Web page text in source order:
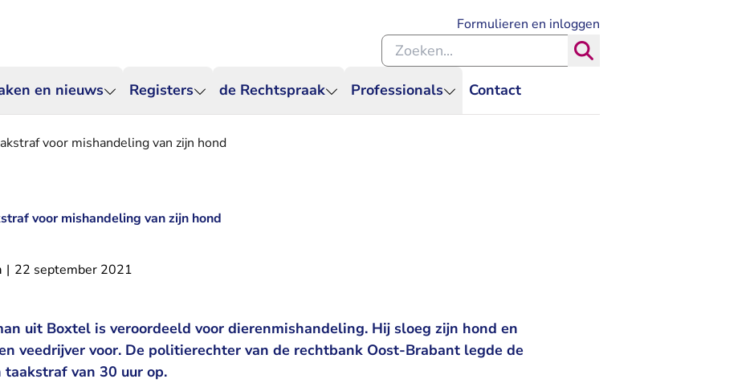
en nieuws Registers de Rechtspraak Professionals Contact
Formulieren en inloggen
Zoeken binnen de Rechtspraak
voor mishandeling van zijn hond
voor mishandeling van zijn hond
| 22 september 2021
uit Boxtel is veroordeeld voor dierenmishandeling. Hij sloeg zijn hond en
veedrijver voor. De politierechter van de rechtbank Oost-Brabant legde de
taakstraf van 30 uur op.